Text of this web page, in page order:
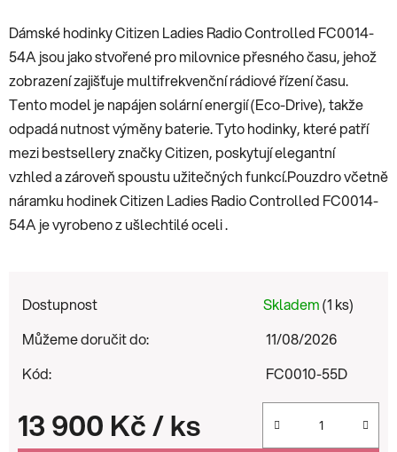
Dámské hodinky Citizen Ladies Radio Controlled FC0014-
54A jsou jako stvořené pro milovnice přesného času, jehož
zobrazení zajišťuje multifrekvenční rádiové řízení času.
Tento model je napájen solární energií (Eco-Drive), takže
odpadá nutnost výměny baterie. Tyto hodinky, které patří
mezi bestsellery značky Citizen, poskytují elegantní
vzhled a zároveň spoustu užitečných funkcí.Pouzdro včetně
náramku hodinek Citizen Ladies Radio Controlled FC0014-
54A je vyrobeno z ušlechtilé oceli .
Dostupnost Skladem(1 ks)
Můžeme doručit do:
11/08/2026
Kód:
FC0010-55D
13 900 Kč/ ks